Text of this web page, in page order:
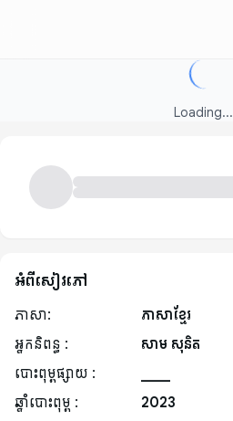
Loading...
អំពីសៀវភៅ
ភាសា:
ភាសាខ្មែរ
អ្នកនិពន្ធ :
សាម សុនិត
បោះពុម្ពផ្សាយ :
ឆ្នាំបោះពុម្ព :
2023